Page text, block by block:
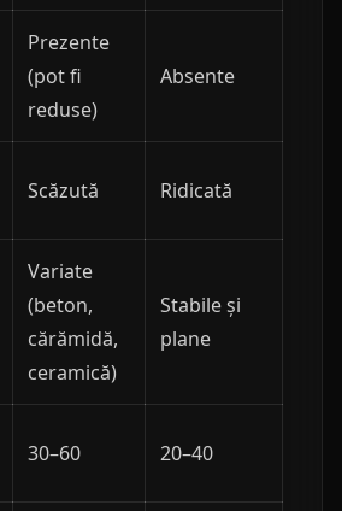
Prezente
(pot fi
reduse)
Absente
Scăzută Ridicată
Variate
(beton,
cărămidă,
ceramică)
Stabile și
plane
30–60 20–40